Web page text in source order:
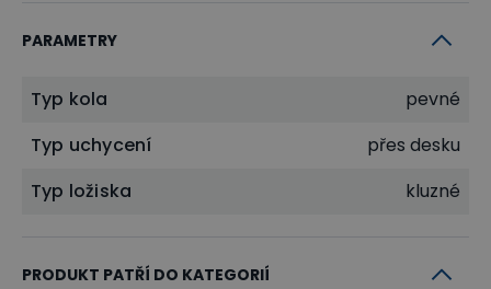
PARAMETRY
Typ kola
pevné
Typ uchycení
přes desku
Typ ložiska
kluzné
PRODUKT PATŘÍ DO KATEGORIÍ